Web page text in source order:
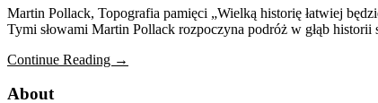
Martin Pollack, Topografia pamięci „Wielką historię łatwiej
Tymi słowami Martin Pollack rozpoczyna podróż w głąb
Continue Reading →
About